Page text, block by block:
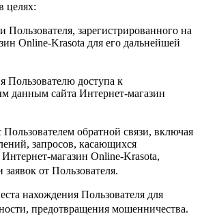
целях:
зарегистрированного на
Online-Krasota для его дальнейшей
Пользователю доступа к
данным сайта Интернет-магазин
Пользователем обратной связи, включая
запросов, касающихся
Интернет-магазин Online-Krasota,
заявок от Пользователя.
нахождения Пользователя для
предотвращения мошенничества.